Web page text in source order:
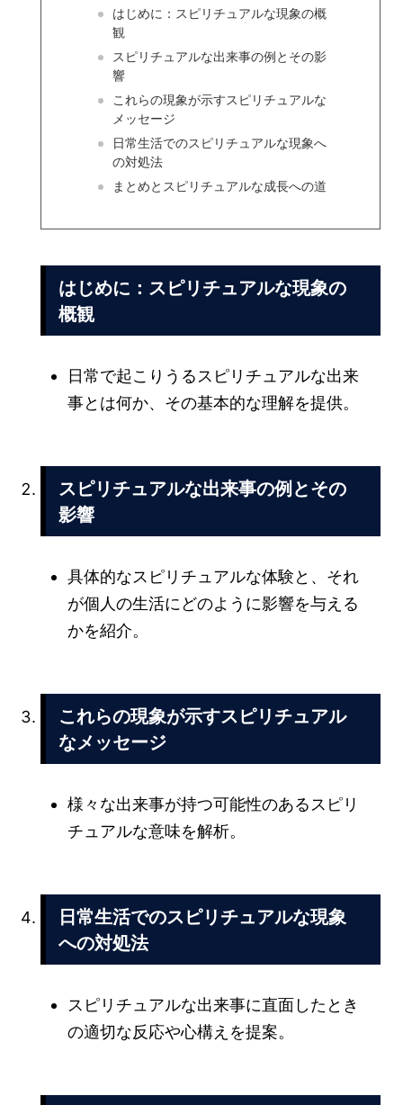
はじめに：スピリチュアルな現象の概
観
スピリチュアルな出来事の例とその影
響
これらの現象が示すスピリチュアルな
メッセージ
日常生活でのスピリチュアルな現象へ
の対処法
まとめとスピリチュアルな成長への道
はじめに：スピリチュアルな現象の
概観
日常で起こりうるスピリチュアルな出来
事とは何か、その基本的な理解を提供。
スピリチュアルな出来事の例とその
影響
具体的なスピリチュアルな体験と、それ
が個人の生活にどのように影響を与える
かを紹介。
これらの現象が示すスピリチュアル
なメッセージ
様々な出来事が持つ可能性のあるスピリ
チュアルな意味を解析。
日常生活でのスピリチュアルな現象
への対処法
スピリチュアルな出来事に直面したとき
の適切な反応や心構えを提案。